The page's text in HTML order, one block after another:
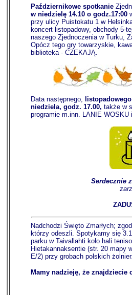
Październikowe spotkanie
w niedzielę 14.10 o godz.17:00
przy ulicy Puistokatu 1 w
koncert listopadowy, obchody 5-
naszego Zjednoczenia w Turku,
Opócz tego gry towarzyskie,
biblioteka - CZEKAJĄ.
Data następnego,
niedziela, godz. 17.00, także w
programie m.inn. LANIE
Serdecznie
Nadchodzi Święto Zmarłych;
którzy odeszli. Spotykamy się
parku w Taivallahti koło hali
Hietakannaksentie (str. 20 mapy
E/2) przy grobach polskich
Mamy nadzieję, że znajdziecie